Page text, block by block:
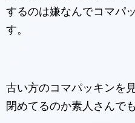
するのは嫌なんでコマパ
す。
古い方のコマパッキンを
閉めてるのか素人さんで